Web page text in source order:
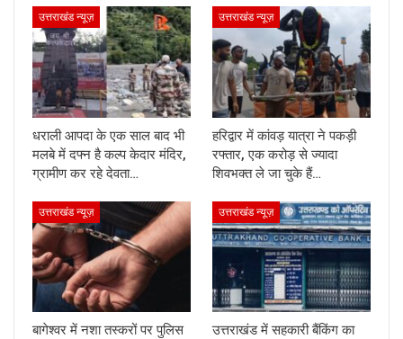
उत्तराखंड न्यूज़
धराली आपदा के एक साल बाद भी
मलबे में दफ्न है कल्प केदार मंदिर,
ग्रामीण कर रहे देवता…
उत्तराखंड न्यूज़
हरिद्वार में कांवड़ यात्रा ने पकड़ी
रफ्तार, एक करोड़ से ज्यादा
शिवभक्त ले जा चुके हैं…
उत्तराखंड न्यूज़
बागेश्वर में नशा तस्करों पर पुलिस
उत्तराखंड न्यूज़
उत्तराखंड में सहकारी बैंकिंग का